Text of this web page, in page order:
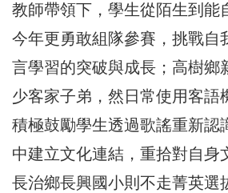
教師帶領下，學生從陌生到能
今年更勇敢組隊參賽，挑戰自
言學習的突破與成長；高樹鄉
少客家子弟，然日常使用客語
積極鼓勵學生透過歌謠重新認
中建立文化連結，重拾對自身
長治鄉長興國小則不走菁英選